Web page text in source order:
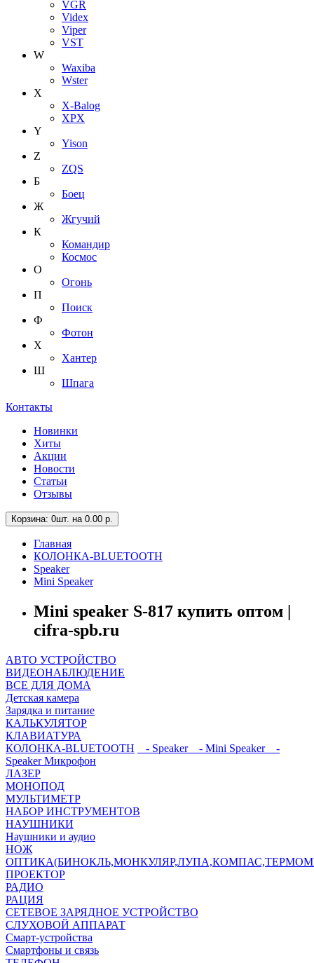
VGR
Videx
Viper
VST
W
Waxiba
Wster
X
X-Balog
XPX
Y
Yison
Z
ZQS
Б
Боец
Ж
Жгучий
К
Командир
Космос
О
Огонь
П
Поиск
Ф
Фотон
Х
Хантер
Ш
Шпага
Контакты
Новинки
Хиты
Акции
Новости
Статьи
Отзывы
Корзина: 0шт. на 0.00 р.
Главная
КОЛОНКА-BLUETOOTH
Speaker
Mini Speaker
Mini speaker S-817 купить оптом |
cifra-spb.ru
АВТО УСТРОЙСТВО
ВИДЕОНАБЛЮДЕНИЕ
ВСЕ ДЛЯ ДОМА
Детская камера
Зарядка и питание
КАЛЬКУЛЯТОР
КЛАВИАТУРА
КОЛОНКА-BLUETOOTH
- Speaker - Mini Speaker
-
Speaker Микрофон
ЛАЗЕР
МОНОПОД
МУЛЬТИМЕТР
НАБОР ИНСТРУМЕНТОВ
НАУШНИКИ
Наушники и аудио
НОЖ
ПРОЕКТОР
РАДИО
РАЦИЯ
СЕТЕВОЕ ЗАРЯДНОЕ УСТРОЙСТВО
СЛУХОВОЙ АППАРАТ
Смарт-устройства
Смартфоны и связь